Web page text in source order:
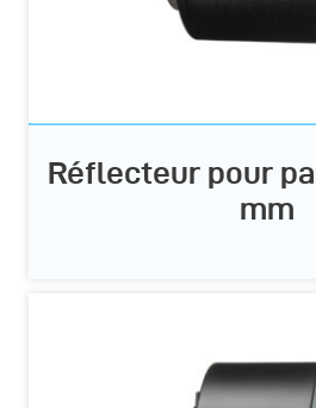
Réflecteur pour
mm